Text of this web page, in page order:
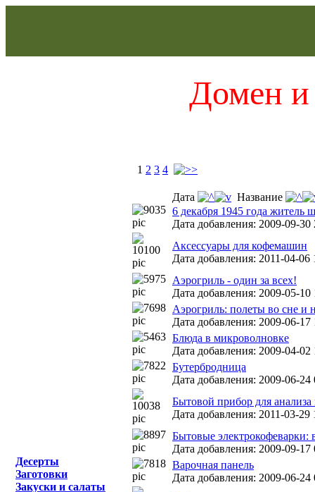
Домен и
Десерты
Заготовки
Закуски и салаты
1 2 3 4
Дата
Название
6 декабря 1945 года житель
Дата добавления: 2009-09-
Аксессуары для кофемашин
Дата добавления: 2011-04-
Аэрогриль - один за всех!
Дата добавления: 2009-05-
Аэрогриль: полеты во сне и
Дата добавления: 2009-06-
Блюда в микроволновке
Дата добавления: 2009-04-
Бутербродница
Дата добавления: 2009-06-
Бытовой прибор для
Дата добавления: 2011-03-
Бытовые электрокофеварки:
Дата добавления: 2009-09-
Варочная панель
Дата добавления: 2009-06-